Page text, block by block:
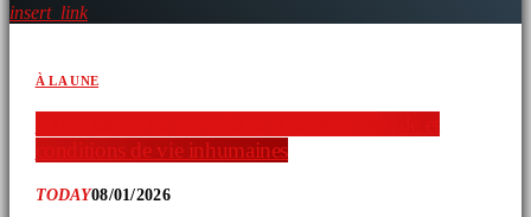
insert_link
À LA UNE
conditions de vie inhumaines
TODAY08/01/2026